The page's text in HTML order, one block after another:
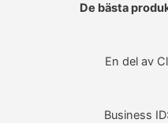
De bästa
En del av
Business